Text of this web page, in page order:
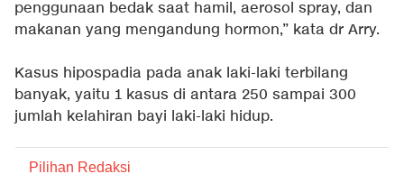
penggunaan bedak saat hamil, aerosol spray, dan
makanan yang mengandung hormon,” kata dr Arry.
Kasus hipospadia pada anak laki-laki terbilang
banyak, yaitu 1 kasus di antara 250 sampai 300
jumlah kelahiran bayi laki-laki hidup.
Pilihan Redaksi